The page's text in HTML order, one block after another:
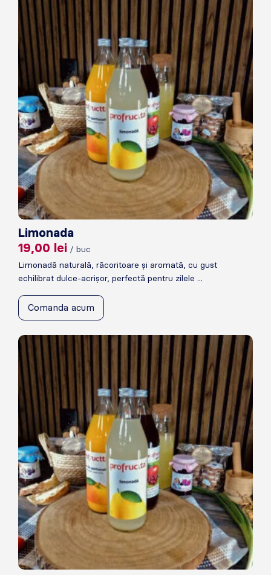
Limonada
19,00 lei / buc
Limonadă naturală, răcoritoare și aromată, cu gust
echilibrat dulce-acrișor, perfectă pentru zilele ...
Comanda acum